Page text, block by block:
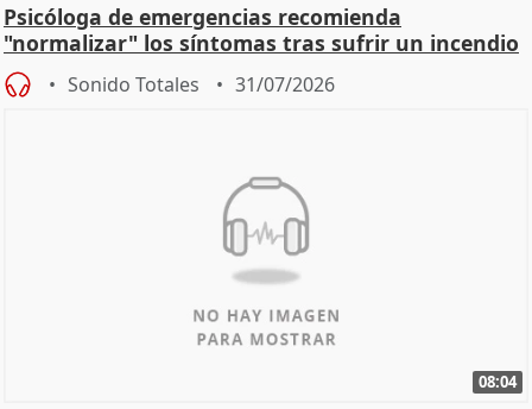
Psicóloga de emergencias recomienda
"normalizar" los síntomas tras sufrir un incendio
Sonido Totales 31/07/2026
08:04